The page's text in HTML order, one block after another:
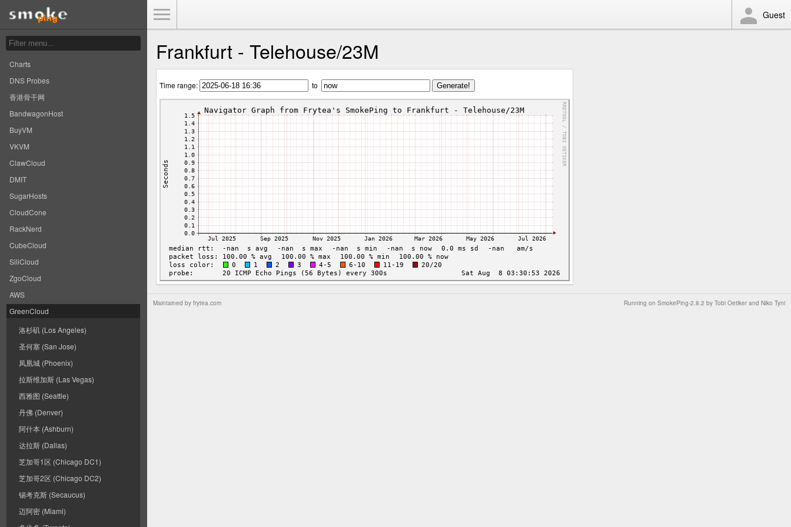
Charts
DNS Probes
香港骨干网
BandwagonHost
BuyVM
VKVM
ClawCloud
DMIT
SugarHosts
CloudCone
RackNerd
CubeCloud
SiliCloud
ZgoCloud
AWS
GreenCloud
洛杉矶 (Los Angeles)
圣何塞 (San Jose)
凤凰城 (Phoenix)
拉斯维加斯 (Las Vegas)
西雅图 (Seattle)
丹佛 (Denver)
阿什本 (Ashburn)
达拉斯 (Dallas)
芝加哥1区 (Chicago DC1)
芝加哥2区 (Chicago DC2)
锡考克斯 (Secaucus)
迈阿密 (Miami)
Guest
Frankfurt - Telehouse/23M
Time range: to
Running on SmokePing-2.8.2 by Tobi Oetiker and Niko Tyni
Maintained by frytea.com